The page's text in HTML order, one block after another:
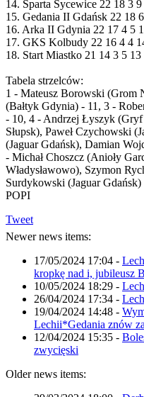
14. Sparta Sycewice 22 18 3
15. Gedania II Gdańsk 22 18
16. Arka II Gdynia 22 17 4 5
17. GKS Kolbudy 22 16 4 4
18. Start Miastko 21 14 3 5 13
Tabela strzelców:
1 - Mateusz Borowski (Grom
(Bałtyk Gdynia) - 11, 3 -
- 10, 4 - Andrzej Łyszyk (Gryf
Słupsk), Paweł Czychowski
(Jaguar Gdańsk), Damian
- Michał Choszcz (Anioły
Władysławowo), Szymon
Surdykowski (Jaguar
POPI
Tweet
Newer news items:
17/05/2024 17:04 -
kropkę nad i, jubileusz
10/05/2024 18:29 -
26/04/2024 17:34 -
19/04/2024 14:48 -
Lechii*Gedania znów
12/04/2024 15:35 -
zwycięski
Older news items: